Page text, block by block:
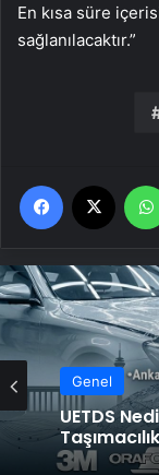
En kısa süre
sağlanılacaktır.”
Facebook
Genel
UETDS